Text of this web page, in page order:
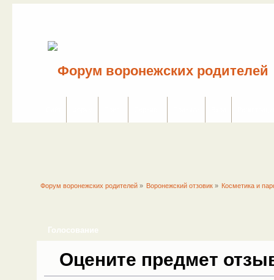
Форум воронежских родителей» Воронежский отзовик » Косметика и
Голосование
Оцените предмет